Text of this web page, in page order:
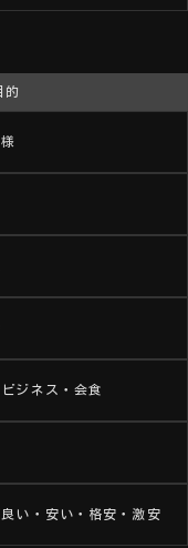
的
ジネス・会食
い・安い・格安・激安